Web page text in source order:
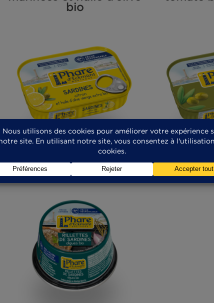
Sardines aux algues
marinées et huile d’olive
bio
Sardines au citron bio
et à l’huile d’olive bio